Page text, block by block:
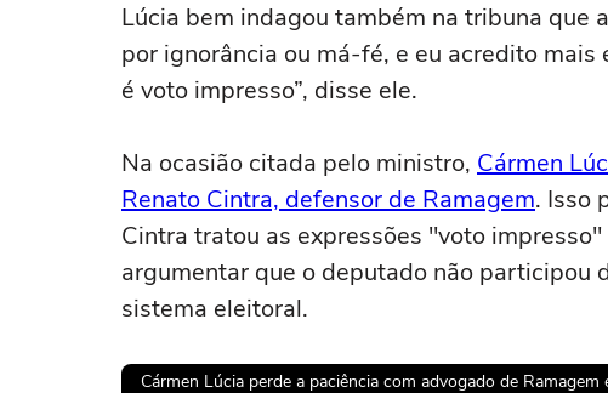
Lúcia bem indagou também na tribuna que
por ignorância ou má-fé, e eu acredito
é voto impresso”, disse ele.
Na ocasião citada pelo ministro, Cármen
Renato Cintra, defensor de Ramagem. Isso
Cintra tratou as expressões "voto
argumentar que o deputado não participou
sistema eleitoral.
Cármen Lúcia perde a paciência com advogado de